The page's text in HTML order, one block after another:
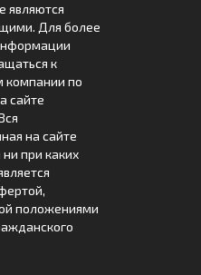
являются
Для более
к
по
сайте
на сайте
при каких
положениями